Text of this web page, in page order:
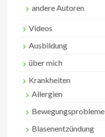
andere Autoren
Videos
Ausbildung
über mich
Krankheiten
Allergien
Bewegungsprobleme
Blasenentzündung